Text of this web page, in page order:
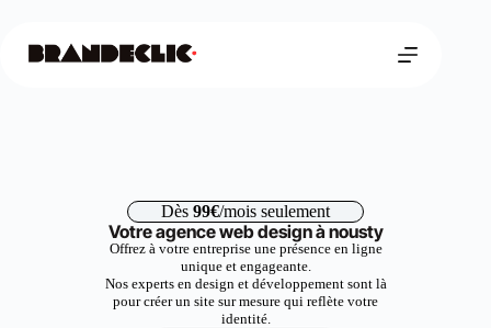
Dès 99€/mois seulement
Votre agence web design à nousty
Offrez à votre entreprise une présence en ligne
unique et engageante.
Nos experts en design et développement sont là
pour créer un site sur mesure qui reflète votre
identité.